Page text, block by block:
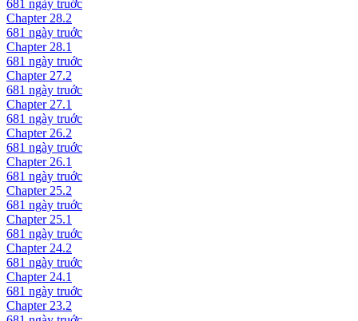
681 ngày truớc
Chapter 28.2
681 ngày truớc
Chapter 28.1
681 ngày truớc
Chapter 27.2
681 ngày truớc
Chapter 27.1
681 ngày truớc
Chapter 26.2
681 ngày truớc
Chapter 26.1
681 ngày truớc
Chapter 25.2
681 ngày truớc
Chapter 25.1
681 ngày truớc
Chapter 24.2
681 ngày truớc
Chapter 24.1
681 ngày truớc
Chapter 23.2